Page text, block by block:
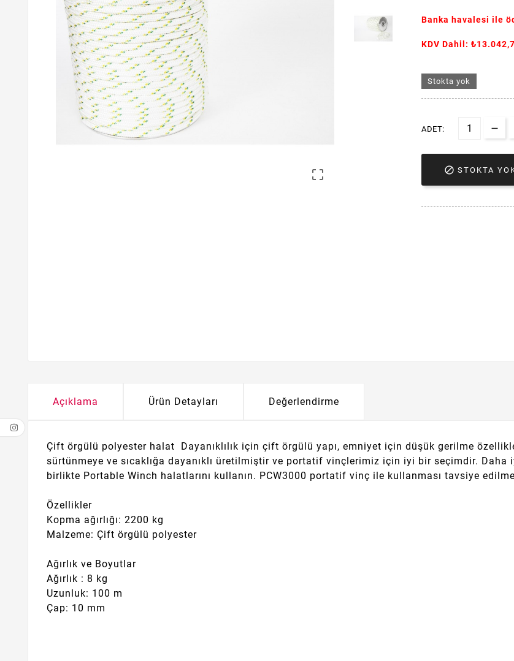

Banka havalesi ile
KDV Dahil:
Stokta yok
ADET:
 STOKTA
Açıklama Ürün Detayları Değerlendirme
Çift örgülü polyester halat Dayanıklılık için çift örgülü yapı, emniyet için düşük gerilme
sürtünmeye ve sıcaklığa dayanıklı üretilmiştir ve portatif vinçlerimiz için iyi bir seçimdir. Daha
birlikte Portable Winch halatlarını kullanın. PCW3000 portatif vinç ile kullanması tavsiye
Özellikler
Kopma ağırlığı: 2200 kg
Malzeme: Çift örgülü polyester
Ağırlık ve Boyutlar
Ağırlık : 8 kg
Uzunluk: 100 m
Çap: 10 mm